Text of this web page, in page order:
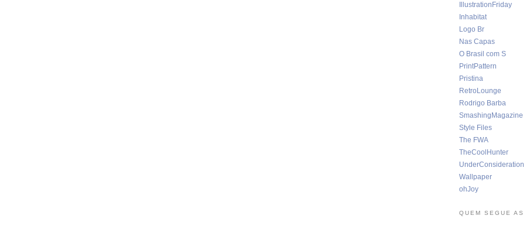
IllustrationFriday
Inhabitat
Logo Br
Nas Capas
O Brasil com S
PrintPattern
Pristina
RetroLounge
Rodrigo Barba
SmashingMagazine
Style Files
The FWA
TheCoolHunter
UnderConsideration
Wallpaper
ohJoy
QUEM SEGUE